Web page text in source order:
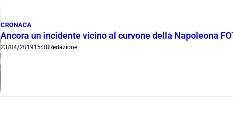
CRONACA
Ancora un incidente vicino al curvone della Napoleona
23/04/201915:38Redazione